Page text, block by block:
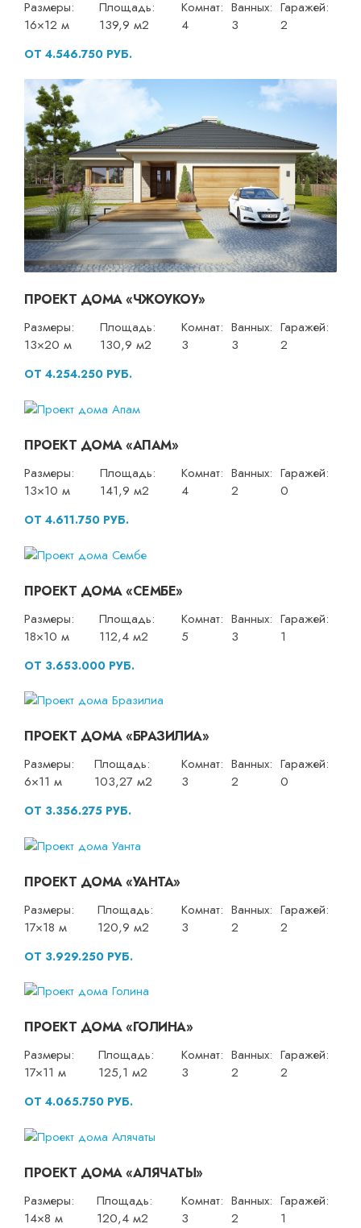
Размеры:
16×12 м
Площадь:
139,9 м2
Комнат:
4
Ванных:
3
Гаражей:
2
ОТ 4.546.750 РУБ.
ПРОЕКТ ДОМА «ЧЖОУКОУ»
Размеры:
13×20 м
Площадь:
130,9 м2
Комнат:
3
Ванных:
3
Гаражей:
2
ОТ 4.254.250 РУБ.
ПРОЕКТ ДОМА «АПАМ»
Размеры:
13×10 м
Площадь:
141,9 м2
Комнат:
4
Ванных:
2
Гаражей:
0
ОТ 4.611.750 РУБ.
ПРОЕКТ ДОМА «СЕМБЕ»
Размеры:
18×10 м
Площадь:
112,4 м2
Комнат:
5
Ванных:
3
Гаражей:
1
ОТ 3.653.000 РУБ.
ПРОЕКТ ДОМА «БРАЗИЛИА»
Размеры:
6×11 м
Площадь:
103,27 м2
Комнат:
3
Ванных:
2
Гаражей:
0
ОТ 3.356.275 РУБ.
ПРОЕКТ ДОМА «УАНТА»
Размеры:
17×18 м
Площадь:
120,9 м2
Комнат:
3
Ванных:
2
Гаражей:
2
ОТ 3.929.250 РУБ.
ПРОЕКТ ДОМА «ГОЛИНА»
Размеры:
17×11 м
Площадь:
125,1 м2
Комнат:
3
Ванных:
2
Гаражей:
2
ОТ 4.065.750 РУБ.
ПРОЕКТ ДОМА «АЛЯЧАТЫ»
Размеры:
14×8 м
Площадь:
120,4 м2
Комнат:
3
Ванных:
2
Гаражей:
1